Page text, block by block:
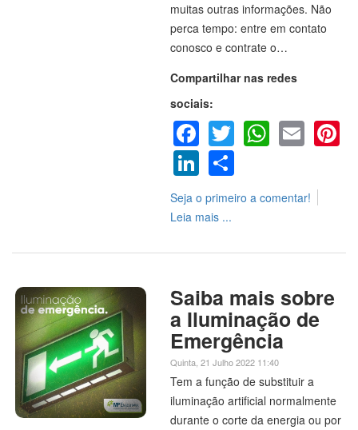
muitas outras informações. Não
perca tempo: entre em contato
conosco e contrate o…
Compartilhar nas redes
sociais:
Facebook
Twitter
LinkedIn
Share
Seja o primeiro a comentar!
Leia mais ...
Saiba mais sobre
a Iluminação de
Emergência
Quinta, 21 Julho 2022 11:40
Tem a função de substituir a
iluminação artificial normalmente
durante o corte da energia ou por